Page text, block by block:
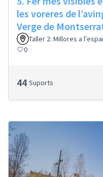
les voreres de
Verge de
Taller 2: Millores a
0
44 Suports